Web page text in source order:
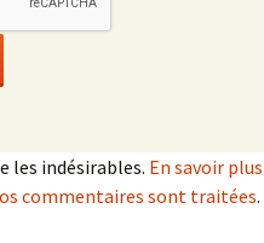
les indésirables. En savoir plus
commentaires sont traitées.